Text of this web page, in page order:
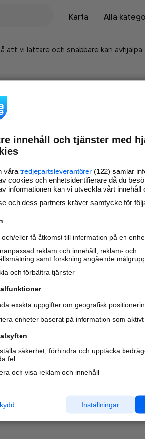
Karta
Alla
att vi lättare och snabbare kan avhjälpa
Marknadsför
nya kunder och
samarbetspartners
Läs mer här
innehåll och tjänster med
våra tredjepartsleverantörer (122) samlar
cookies och enhetsidentifierare då du
informationen kan vi utveckla vårt innehåll
och dess partners kräver samtycke för
och/eller få åtkomst till information på en
reklam och innehåll, reklam- och
samt forskning angående
och förbättra tjänster
exakta uppgifter om geografisk
enheter baserat på information som
säkerhet, förhindra och upptäcka
fel
och visa reklam och innehåll
Inställningar